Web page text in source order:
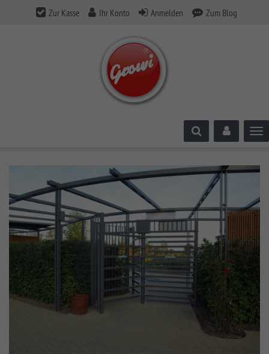
Zur Kasse Ihr Konto Anmelden Zum Blog